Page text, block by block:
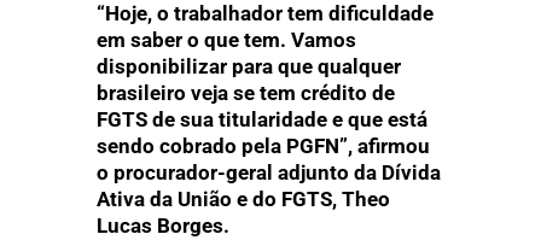
“Hoje, o trabalhador tem dificuldade
em saber o que tem. Vamos
disponibilizar para que qualquer
brasileiro veja se tem crédito de
FGTS de sua titularidade e que está
sendo cobrado pela PGFN”, afirmou
o procurador-geral adjunto da Dívida
Ativa da União e do FGTS, Theo
Lucas Borges.